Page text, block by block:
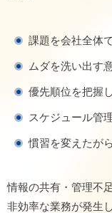
課題を会社全体
ムダを洗い出す
優先順位を把握
スケジュール管
慣習を変えたが
情報の共有・管理不
非効率な業務が発生し